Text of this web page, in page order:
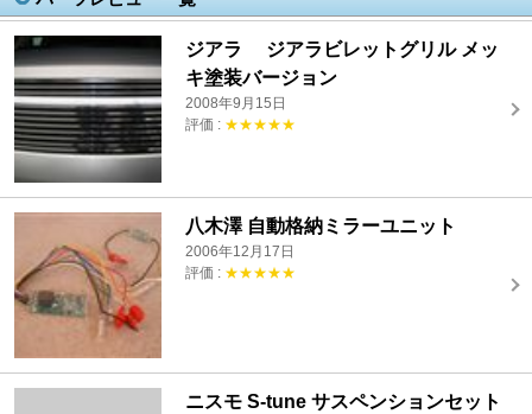
ジアラ ジアラビレットグリル メッ
キ塗装バージョン
2008年9月15日
評価 : ★★★★★
八木澤 自動格納ミラーユニット
2006年12月17日
評価 : ★★★★★
ニスモ S-tune サスペンションセット